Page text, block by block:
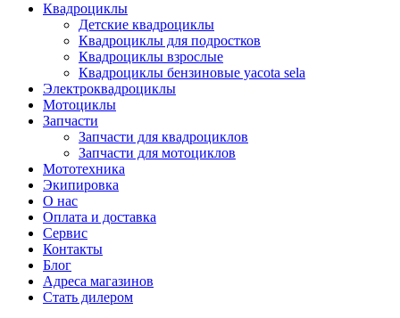
Квадроциклы
Детские квадроциклы
Квадроциклы для подростков
Квадроциклы взрослые
Квадроциклы бензиновые yacota sela
Электроквадроциклы
Мотоциклы
Запчасти
Запчасти для квадроциклов
Запчасти для мотоциклов
Мототехника
Экипировка
О нас
Оплата и доставка
Сервис
Контакты
Блог
Адреса магазинов
Стать дилером